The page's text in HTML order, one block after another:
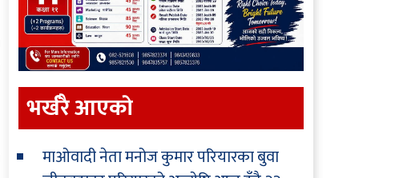
भर्खरै आएकाे
माओवादी नेता मनोज कुमार परियारका बुवा